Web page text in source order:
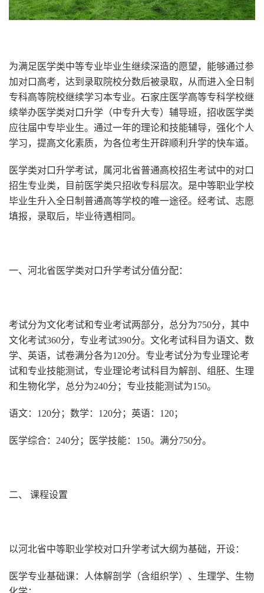
为满足医学类中等专业毕业生继续深造的愿望，能够通过参
加对口高考，达到录取院校分数后被录取，从而进入全日制
专科高等院校继续学习本专业。石家庄医学高等专科学校继
续举办医学类对口升学（中专升大专）辅导班，招收医学类
应往届中专毕业生。通过一年的理论和技能辅导，强化个人
学习，提高文化素质，为各位考生开辟顺利升学的快车道。
医学类对口升学考试，属河北省普通高校招生考试中的对口
招生专业类，目前医学类只招收专科层次。是中等职业学校
毕业生升入全日制普通高等学校的唯一途径。经考试、志愿
填报，录取后，毕业待遇相同。
一、河北省医学类对口升学考试分值分配：
考试分为文化考试和专业考试两部分，总分为750分，其中
文化考试360分，专业考试390分。文化考试科目为语文、数
学、英语，试卷满分各为120分。专业考试分为专业理论考
试和专业技能测试，专业理论考试科目为解剖、组胚、生理
和生物化学，总分为240分；专业技能测试为150。
语文：120分；数学：120分；英语：120；
医学综合：240分；医学技能：150。满分750分。
二、 课程设置
以河北省中等职业学校对口升学考试大纲为基础，开设：
医学专业基础课：人体解剖学（含组织学）、生理学、生物